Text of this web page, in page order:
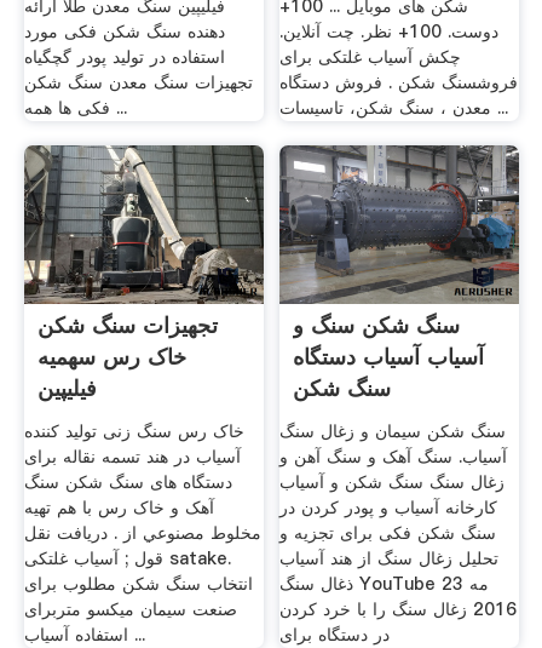
فیلیپین سنگ معدن طلا ارائه
دهنده سنگ شکن فکی مورد
استفاده در تولید پودر گچگیاه
تجهیزات سنگ معدن سنگ شکن
فکی ها همه ...
شکن های موبایل ... 100+
دوست. 100+ نظر. چت آنلاین.
چکش آسیاب غلتکی برای
فروشسنگ شکن . فروش دستگاه
معدن ، سنگ شکن، تاسیسات ...
تجهیزات سنگ شکن
خاک رس سهمیه
فیلیپین
خاک رس سنگ زنی تولید کننده
آسیاب در هند تسمه نقاله برای
دستگاه های سنگ شکن سنگ
آهک و خاک رس با هم تهيه
مخلوط مصنوعي از . دریافت نقل
قول ; آسیاب غلتکی satake.
انتخاب سنگ شکن مطلوب برای
صنعت سیمان میکسو متربرای
استفاده آسیاب ...
سنگ شکن سنگ و
آسیاب آسیاب دستگاه
سنگ شکن
سنگ شکن سیمان و زغال سنگ
آسیاب. سنگ آهک و سنگ آهن و
زغال سنگ سنگ شکن و آسیاب
کارخانه آسیاب و پودر کردن در
سنگ شکن فکی برای تجزیه و
تحلیل زغال سنگ از هند آسیاب
ذغال سنگ YouTube 23 مه
2016 زغال سنگ را با خرد کردن
در دستگاه برای